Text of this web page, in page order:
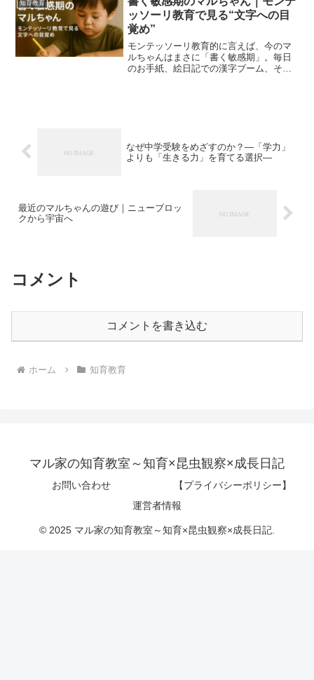
がスーッと寄ってきました...
知育教育
ッソーリ教育で見る“文字への目
覚め”
モンテッソーリ教育的に言えば、今のマ
ルちゃんはまさに「書く敏感期」。毎日
のお手紙、絵日記での漢字ブーム、そし
なぜ中学受験をめざすのか？―「学力」
よりも「生きる力」を育てる選択―
最近のマルちゃんの遊び｜ニューブロッ
クから宇宙へ
コメント
コメントを書き込む
ホーム 知育教育
マル家の知育教室～知育×昆虫観察×成長日記
お問い合わせ
【プライバシーポリシー】
運営者情報
© 2025 マル家の知育教室～知育×昆虫観察×成長日記.